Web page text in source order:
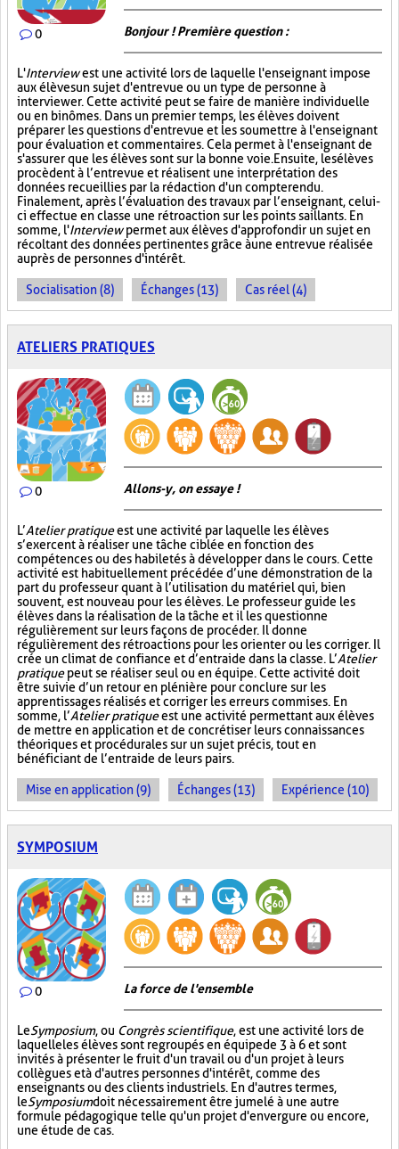
0 Bonjour ! Première question :
L'Interviewest une activité lors de laquelle l'enseignant impose
aux élèves un sujet d'entrevue ou un type de personne à
interviewer. Cette activité peut se faire de manière individuelle
ou en binômes. Dans un premier temps, les élèves doivent
préparer les questions d'entrevue et les soumettre à l'enseignant
pour évaluation et commentaires. Cela permet à l'enseignant de
s'assurer que les élèves sont sur la bonne voie. Ensuite, les élèves
procèdent à l’entrevue et réalisent une interprétation des
données recueillies par la rédaction d'un compte rendu.
Finalement, après l’évaluation des travaux par l’enseignant, celui-
ci effectue en classe une rétroaction sur les points saillants. En
somme, l'Interviewpermet aux élèves d'approfondir un sujet en
récoltant des données pertinentes grâce à une entrevue réalisée
auprès de personnes d'intérêt.
Socialisation (8) Échanges (13) Cas réel (4)
ATELIERS PRATIQUES
0 Allons-y, on essaye !
L’Atelier pratiqueest une activité par laquelle les élèves
s’exercent à réaliser une tâche ciblée en fonction des
compétences ou des habiletés à développer dans le cours. Cette
activité est habituellement précédée d’une démonstration de la
part du professeur quant à l’utilisation du matériel qui, bien
souvent, est nouveau pour les élèves. Le professeur guide les
élèves dans la réalisation de la tâche et il les questionne
régulièrement sur leurs façons de procéder. Il donne
régulièrement des rétroactions pour les orienter ou les corriger. Il
crée un climat de confiance et d’entraide dans la classe. L’Atelier
pratiquepeut se réaliser seul ou en équipe. Cette activité doit
être suivie d’un retour en plénière pour conclure sur les
apprentissages réalisés et corriger les erreurs commises. En
somme, l’Atelier pratiqueest une activité permettant aux élèves
de mettre en application et de concrétiser leurs connaissances
théoriques et procédurales sur un sujet précis, tout en
bénéficiant de l’entraide de leurs pairs.
Mise en application (9) Échanges (13) Expérience (10)
SYMPOSIUM
0 La force de l'ensemble
LeSymposium, ou Congrès scientifique, est une activité lors de
laquelle les élèves sont regroupés en équipe de 3 à 6 et sont
invités à présenter le fruit d'un travail ou d'un projet à leurs
collègues et à d'autres personnes d'intérêt, comme des
enseignants ou des clients industriels. En d'autres termes,
leSymposiumdoit nécessairement être jumelé à une autre
formule pédagogique telle qu'un projet d'envergure ou encore,
une étude de cas.